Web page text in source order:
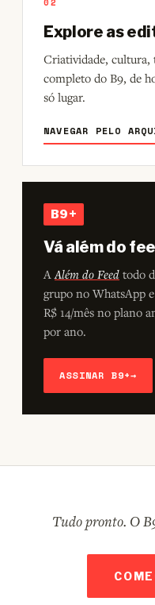
Explore as
Criatividade,
completo do B9, de
só lugar.
NAVEGAR PELO
B9+
Vá além do
AAlém do Feed todo
grupo no WhatsApp
R$ 14/mês no plano
por ano.
ASSINAR B9+→
Tudo pronto. O